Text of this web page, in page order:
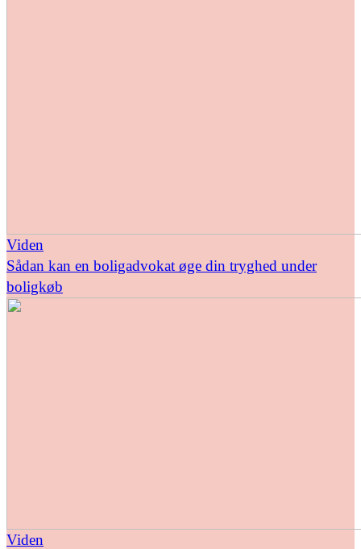
Viden
Sådan kan en boligadvokat øge din tryghed under
boligkøb
Viden